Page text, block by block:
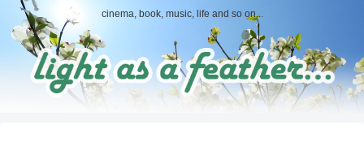
cinema, book, music, life and so on...